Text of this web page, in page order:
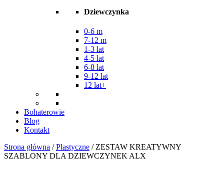
Dziewczynka
0-6 m
7-12 m
1-3 lat
4-5 lat
6-8 lat
9-12 lat
12 lat+
Bohaterowie
Blog
Kontakt
Strona główna /Plastyczne / ZESTAW KREATYWNY
SZABLONY DLA DZIEWCZYNEK ALX